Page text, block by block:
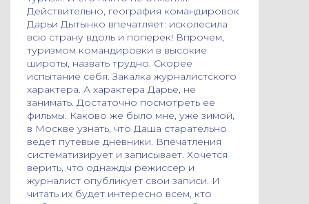
Действительно, география командировок
Дарьи Дытынко впечатляет: исколесила
всю страну вдоль и поперек! Впрочем,
туризмом командировки в высокие
широты, назвать трудно. Скорее
испытание себя. Закалка журналистского
характера. А характера Дарье, не
занимать. Достаточно посмотреть ее
фильмы. Каково же было мне, уже зимой,
в Москве узнать, что Даша старательно
ведет путевые дневники. Впечатления
систематизирует и записывает. Хочется
верить, что однажды режиссер и
журналист опубликует свои записи. И
читать их будет интересно всем, кто